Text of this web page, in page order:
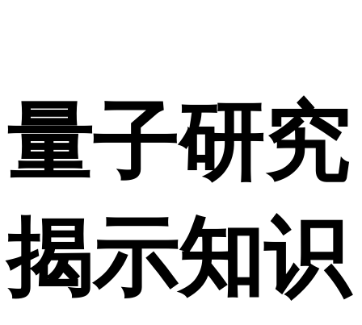
量子研究
揭示知识